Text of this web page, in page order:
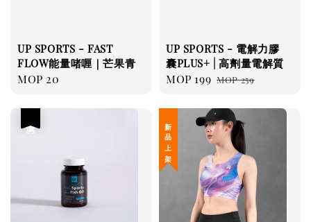
UP SPORTS - FAST
FLOW能量啫喱｜芒果青
Regular
MOP 20
UP SPORTS - 電解力膠
囊PLUS+ | 高劑量電解質
Sale
MOP 199 Regular
MOP 259
新 品 上 架